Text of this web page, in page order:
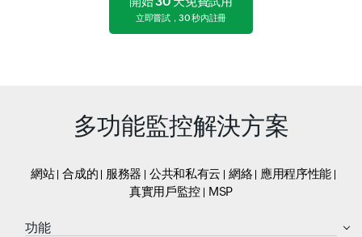
立即嘗試，30 秒內註冊
多功能監控解決方案
網站 合成的 服務器 公共和私有云 網絡
應用程序性能
真實用戶監控
MSP
功能